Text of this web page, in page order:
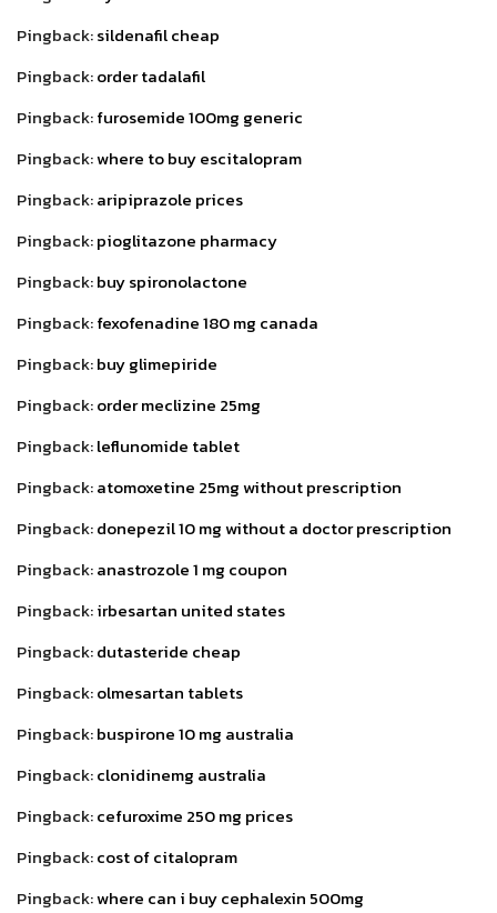
Pingback:sildenafil cheap
Pingback:order tadalafil
Pingback:furosemide 100mg generic
Pingback:where to buy escitalopram
Pingback:aripiprazole prices
Pingback:pioglitazone pharmacy
Pingback:buy spironolactone
Pingback:fexofenadine 180 mg canada
Pingback:buy glimepiride
Pingback:order meclizine 25mg
Pingback:leflunomide tablet
Pingback:atomoxetine 25mg without prescription
Pingback:donepezil 10 mg without a doctor prescription
Pingback:anastrozole 1 mg coupon
Pingback:irbesartan united states
Pingback:dutasteride cheap
Pingback:olmesartan tablets
Pingback:buspirone 10 mg australia
Pingback:clonidinemg australia
Pingback:cefuroxime 250 mg prices
Pingback:cost of citalopram
Pingback:where can i buy cephalexin 500mg